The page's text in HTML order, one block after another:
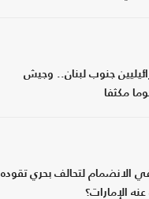
جنوب لبنان.. وجيش
مكثفا
الانضمام لتحالف بحري تقوده
الإمارات؟